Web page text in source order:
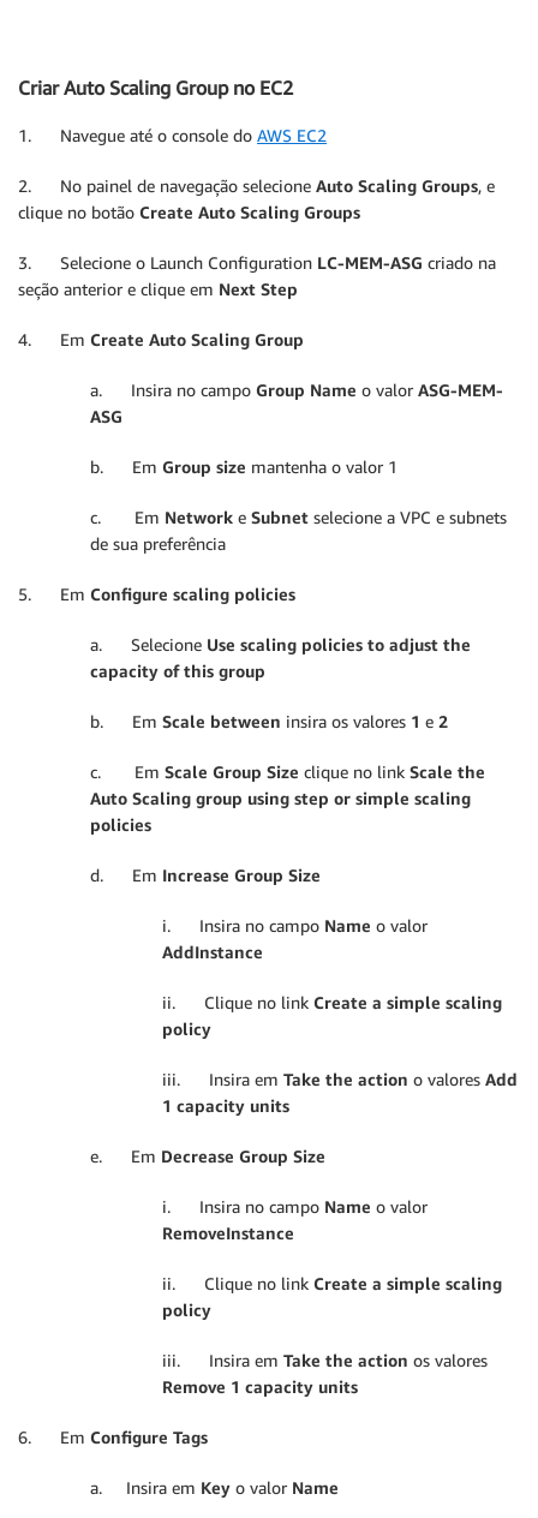
Criar Auto Scaling Group no EC2
1. Navegue até o console do AWS EC2
2. No painel de navegação selecione Auto Scaling Groups, e
clique no botão Create Auto Scaling Groups
3. Selecione o Launch Configuration LC-MEM-ASG criado na
seção anterior e clique em Next Step
4. Em Create Auto Scaling Group
a. Insira no campo Group Name o valor ASG-MEM-
ASG
b. Em Group size mantenha o valor 1
c. Em Network e Subnet selecione a VPC e subnets
de sua preferência
5. Em Configure scaling policies
a. Selecione Use scaling policies to adjust the
capacity of this group
b. Em Scale between insira os valores 1 e 2
c. Em Scale Group Size clique no link Scale the
Auto Scaling group using step or simple scaling
policies
d. Em Increase Group Size
i. Insira no campo Name o valor
AddInstance
ii. Clique no link Create a simple scaling
policy
iii. Insira em Take the action o valores Add
1 capacity units
e. Em Decrease Group Size
i. Insira no campo Name o valor
RemoveInstance
ii. Clique no link Create a simple scaling
policy
iii. Insira em Take the action os valores
Remove 1 capacity units
6. Em Configure Tags
a. Insira em Key o valor Name